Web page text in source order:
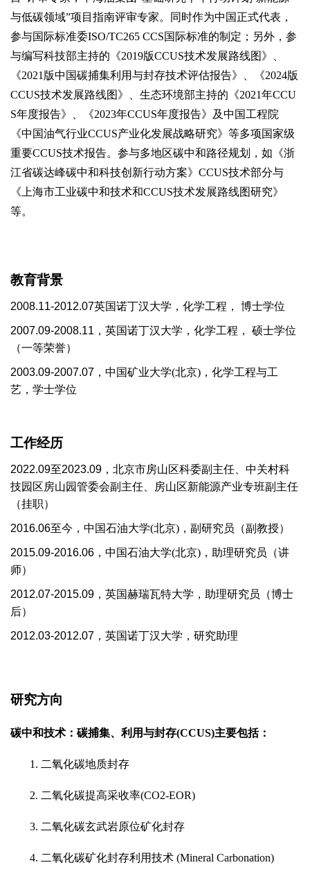
与低碳领域”项目指南评审专家。同时作为中国正式代表，
参与国际标准委ISO/TC265 CCS国际标准的制定；另外，参
与编写科技部主持的《2019版CCUS技术发展路线图》、
《2021版中国碳捕集利用与封存技术评估报告》、《2024版
CCUS技术发展路线图》、生态环境部主持的《2021年CCU
S年度报告》、《2023年CCUS年度报告》及中国工程院
《中国油气行业CCUS产业化发展战略研究》等多项国家级
重要CCUS技术报告。参与多地区碳中和路径规划，如《浙
江省碳达峰碳中和科技创新行动方案》CCUS技术部分与
《上海市工业碳中和技术和CCUS技术发展路线图研究》
等。
教育背景
2008.11-2012.07英国诺丁汉大学，化学工程， 博士学位
2007.09-2008.11 ，英国诺丁汉大学，化学工程， 硕士学位
（一等荣誉）
2003.09-2007.07 ，中国矿业大学(北京)，化学工程与工
艺，学士学位
工作经历
2022.09至2023.09， 北京市房山区科委副主任、中关村科
技园区房山园管委会副主任、房山区新能源产业专班副主任
（挂职）
2016.06至今，中国石油大学(北京)，副研究员（副教授）
2015.09-2016.06 ，中国石油大学(北京)，助理研究员（讲
师）
2012.07-2015.09 ，英国赫瑞瓦特大学，助理研究员（博士
后）
2012.03-2012.07 ，英国诺丁汉大学，研究助理
研究方向
碳中和技术：碳捕集、利用与封存(CCUS)主要包括：
1. 二氧化碳地质封存
2. 二氧化碳提高采收率(CO2-EOR)
3. 二氧化碳玄武岩原位矿化封存
4. 二氧化碳矿化封存利用技术 (Mineral Carbonation)